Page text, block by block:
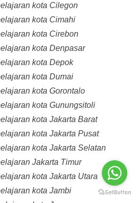
kota Cilegon
kota Cimahi
kota Cirebon
kota Denpasar
kota Depok
kota Dumai
kota Gorontalo
kota Gunungsitoli
kota Jakarta Barat
kota Jakarta Pusat
kota Jakarta Selatan
Jakarta Timur
kota Jakarta Utara
kota Jambi